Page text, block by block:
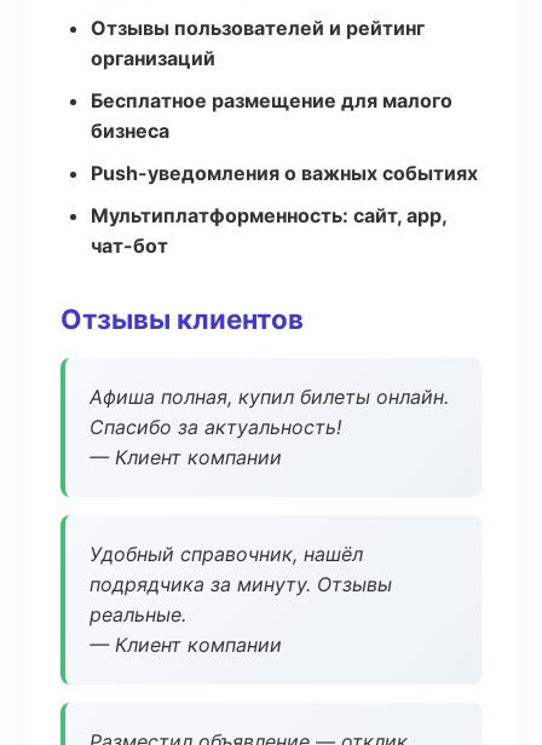
Отзывы пользователей и рейтинг
организаций
Бесплатное размещение для малого
бизнеса
Push-уведомления о важных событиях
Мультиплатформенность: сайт, app,
чат-бот
Отзывы клиентов
Афиша полная, купил билеты онлайн.
Спасибо за актуальность!
— Клиент компании
Удобный справочник, нашёл
подрядчика за минуту. Отзывы
реальные.
— Клиент компании